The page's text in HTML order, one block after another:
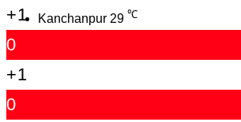
Kanchanpur 29 ℃
+1
0
+1
0